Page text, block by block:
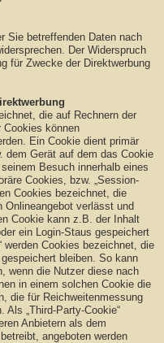
Sie betreffenden Daten nach
Der Widerspruch
für Zwecke der Direktwerbung
die auf Rechnern der
Cookies können
Ein Cookie dient primär
dem Gerät auf dem das Cookie
Besuch innerhalb eines
Cookies, bzw. „Session-
Cookies bezeichnet, die
Onlineangebot verlässt und
Cookie kann z.B. der Inhalt
ein Login-Staus gespeichert
werden Cookies bezeichnet, die
bleiben. So kann
wenn die Nutzer diese nach
in einem solchen Cookie die
die für Reichweitenmessung
Als „Third-Party-Cookie“
Anbietern als dem
angeboten werden